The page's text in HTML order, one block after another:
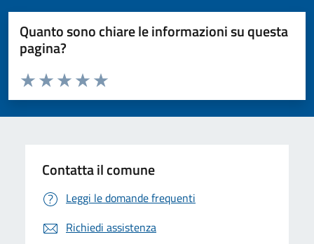
Quanto sono chiare le informazioni su questa
pagina?
Valuta da 1 a 5 stelle la pagina
Valuta 5 stelle su 5
Valuta 4 stelle su 5
Valuta 3 stelle su 5
Valuta 2 stelle su 5
Valuta 1 stelle su 5
Contatta il comune
Leggi le domande frequenti
Richiedi assistenza